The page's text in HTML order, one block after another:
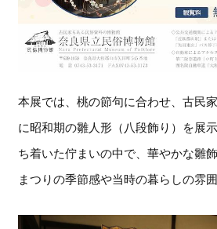
本展では、桃の節句に合わせ、古民
に昭和期の雛人形（八段飾り）を展
ち着いた佇まいの中で、華やかな雛
まつりの季節感や当時の暮らしの雰